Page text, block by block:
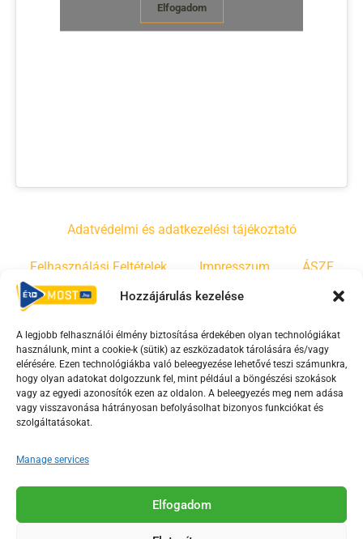
Hozzájárulás kezelése
A legjobb felhasználói élmény biztosítása érdekében olyan technológiákat
használunk, mint a cookie-k (sütik) az eszközadatok tárolására és/vagy
elérésére. Ezen technológiákba való beleegyezése lehetővé teszi számunkra,
hogy olyan adatokat dolgozzunk fel, mint például a böngészési szokások
vagy az egyedi azonosítók ezen az oldalon. A beleegyezés meg nem adása
vagy visszavonása hátrányosan befolyásolhat bizonyos funkciókat és
szolgáltatásokat.
Manage services
Elfogadom
Elfogadom
Adatvédelmi és adatkezelési tájékoztató
Felhasználási Feltételek Impresszum ÁSZF
Irányelvek Moderálási szabályzat
F
a
c
e
o
o
-
Y
o
u
t
b
e
s
T
i
k
Az Érd Média médiaszolgáltatási tevékenységét a
Médiatanács a Magyar Média Mecenatúra program